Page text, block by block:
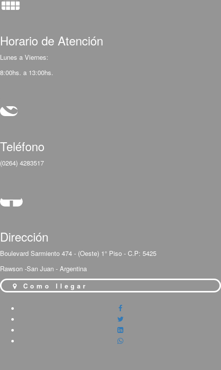
Horario de Atención
Lunes a Viernes:
8:00hs. a 13:00hs.
Teléfono
(0264) 4283517
Dirección
Boulevard Sarmiento 474 - (Oeste) 1° Piso - C.P: 5425
Rawson -San Juan - Argentina
Como llegar